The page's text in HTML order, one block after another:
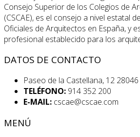
Consejo Superior de los Colegios de
(CSCAE), es el consejo a nivel estatal
Oficiales de Arquitectos en España, y
profesional establecido para los
DATOS DE CONTACTO
Paseo de la Castellana, 12
TELÉFONO: 914 352 200
E-MAIL: cscae@cscae.com
MENÚ